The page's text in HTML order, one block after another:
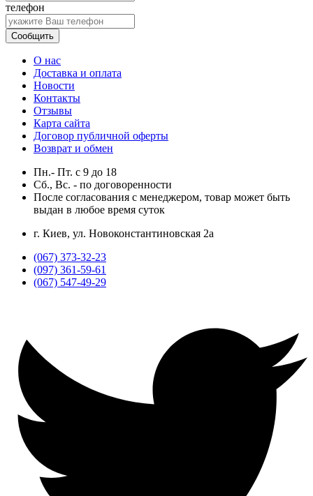
телефон
Сообщить
О нас
Доставка и оплата
Новости
Контакты
Отзывы
Карта сайта
Договор публичной оферты
Возврат и обмен
Пн.- Пт. с 9 до 18
Сб., Вс. - по договоренности
После согласования с менеджером, товар может быть
выдан в любое время суток
г. Киев, ул. Новоконстантиновская 2а
(067) 373-32-23
(097) 361-59-61
(067) 547-49-29